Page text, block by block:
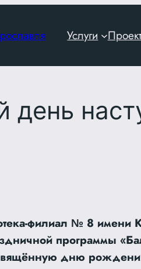
Услуги
день
филиал № 8 имени
программы
дню